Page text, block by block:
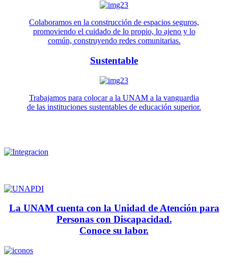
Colaboramos en la construcción de espacios seguros,
promoviendo el cuidado de lo propio, lo ajeno y lo
común, construyendo redes comunitarias.
Sustentable
Trabajamos para colocar a la UNAM a la vanguardia
de las instituciones sustentables de educación superior.
La UNAM cuenta con la Unidad de Atención para
Personas con Discapacidad.
Conoce su labor.